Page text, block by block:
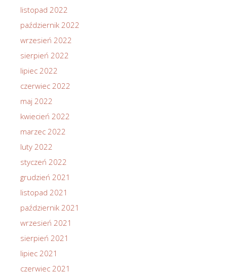
listopad 2022
październik 2022
wrzesień 2022
sierpień 2022
lipiec 2022
czerwiec 2022
maj 2022
kwiecień 2022
marzec 2022
luty 2022
styczeń 2022
grudzień 2021
listopad 2021
październik 2021
wrzesień 2021
sierpień 2021
lipiec 2021
czerwiec 2021